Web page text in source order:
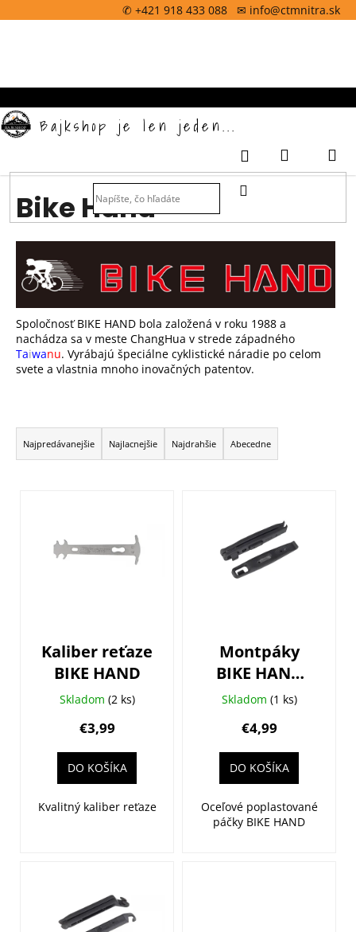
na
✆ +421 918 433 088 ✉ info@ctmnitra.sk
Bajkshop je len jeden...
HĽADAŤ
Prihlásenie
Nákupný
Bike Hand
Spoločnosť BIKE HAND bola založená v roku 1988 a
nachádza sa v meste ChangHua v strede západného
Taiwanu. Vyrábajú špeciálne cyklistické náradie po celom
svete a vlastnia mnoho inovačných patentov.
R
a
d
Najpredávanejšie Najlacnejšie Najdrahšie Abecedne
Kaliber reťaze
BIKE HAND
Skladom (2 ks)
€3,99
DO KOŠÍKA
Kvalitný kaliber reťaze
Montpáky
BIKE HAND
oceľové
3ks
Skladom (1 ks)
€4,99
DO KOŠÍKA
Oceľové poplastované
páčky BIKE HAND
k